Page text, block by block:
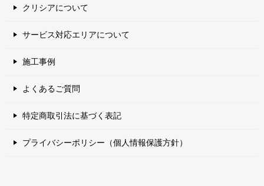
クリシアについて
サービス対応エリアについて
施工事例
よくあるご質問
特定商取引法に基づく表記
プライバシーポリシー（個人情報保護方針）